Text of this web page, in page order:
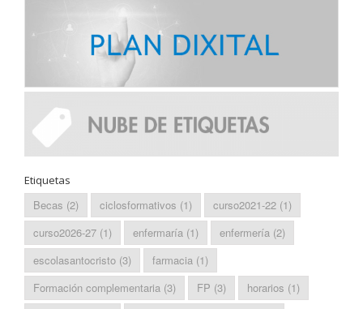
Etiquetas
Becas (2) ciclosformativos (1) curso2021-22 (1)
curso2026-27 (1) enfermaría (1) enfermería (2)
escolasantocristo (3) farmacia (1)
Formación complementaria (3) FP (3) horarios (1)